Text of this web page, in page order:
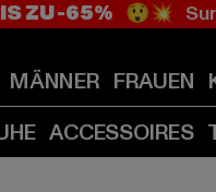
ZU -65% 😲💥
MÄNNER FRAUEN
ACCESSOIRES